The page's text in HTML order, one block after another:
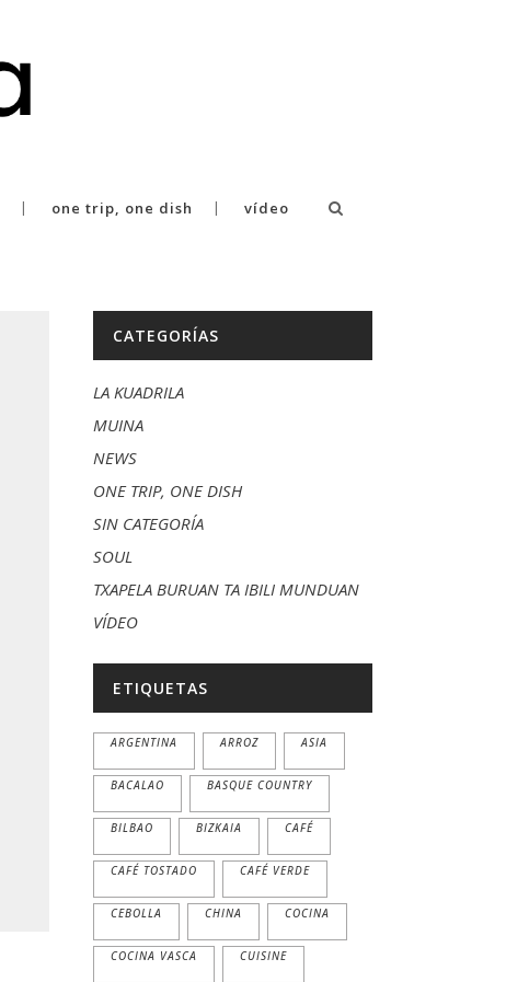
one trip, one dish vídeo
CATEGORÍAS
LA KUADRILA
MUINA
NEWS
ONE TRIP, ONE DISH
SIN CATEGORÍA
SOUL
TXAPELA BURUAN TA IBILI MUNDUAN
VÍDEO
ETIQUETAS
ARGENTINA ARROZ ASIA
BACALAO BASQUE COUNTRY
BILBAO BIZKAIA CAFÉ
CAFÉ TOSTADO CAFÉ VERDE
CEBOLLA CHINA COCINA
COCINA VASCA CUISINE